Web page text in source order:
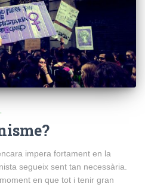
impera fortament en la
segueix sent tan necessària.
en que tot i tenir gran